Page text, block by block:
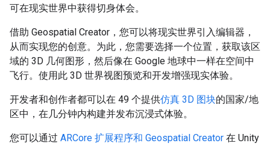
可在现实世界中获得切身体会。
借助 Geospatial Creator，您可以将现实世界引入编辑器，
从而实现您的创意。为此，您需要选择一个位置，获取该区
域的 3D 几何图形，然后像在 Google 地球中一样在空间中
飞行。使用此 3D 世界视图预览和开发增强现实体验。
开发者和创作者都可以在 49 个提供仿真 3D 图块的国家/地
区中，在几分钟内构建并发布沉浸式体验。
您可以通过 ARCore 扩展程序和 Geospatial Creator 在 Unity